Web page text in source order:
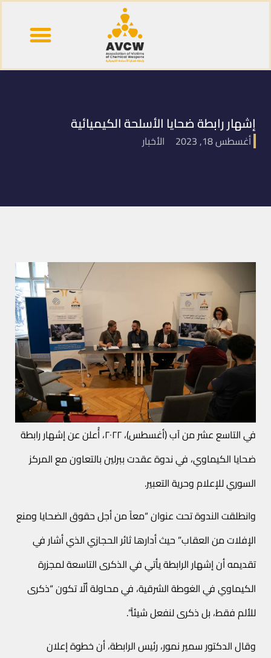
إشهار رابطة ضحايا الأسلحة الكيميائية
أغسطس 18, 2023 الأخبار
في التاسع عشر من آب (أغسطس)، ٢٠٢٢، أُعلن عن إشهار رابطة
ضحايا الكيماوي، في ندوة عقدت ببرلين بالتعاون مع المركز
السوري للإعلام وحرية التعبير.
وانطلقت الندوة تحت عنوان “معاً من أجل حقوق الضحايا ومنع
الإفلات من العقاب” حيث أدارها ثائر الحجازي الذي أشار في
تقديمه أن إشهار الرابطة يأتي في الذكرى التاسعة لمجزرة
الكيماوي في الغوطة الشرقية، في محاولة ألّا تكون “ذكرى
للألم فقط، بل ذكرى لنفعل شيئاً”.
وقال الدكتور سمير نمور، رئيس الرابطة، أن خطوة إعلان